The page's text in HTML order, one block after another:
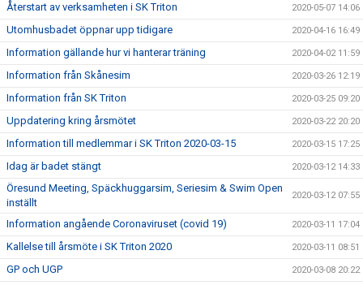
Återstart av verksamheten i SK Triton 2020-05-07 14:06
Utomhusbadet öppnar upp tidigare 2020-04-16 16:49
Information gällande hur vi hanterar träning 2020-04-02 11:59
Information från Skånesim 2020-03-26 12:19
Information från SK Triton 2020-03-25 09:20
Uppdatering kring årsmötet 2020-03-22 20:20
Information till medlemmar i SK Triton 2020-03-15 2020-03-15 17:25
Idag är badet stängt 2020-03-12 14:33
Öresund Meeting, Späckhuggarsim, Seriesim & Swim Open
inställt
2020-03-12 07:55
Information angående Coronaviruset (covid 19) 2020-03-11 17:04
Kallelse till årsmöte i SK Triton 2020 2020-03-11 08:51
GP och UGP 2020-03-08 20:22